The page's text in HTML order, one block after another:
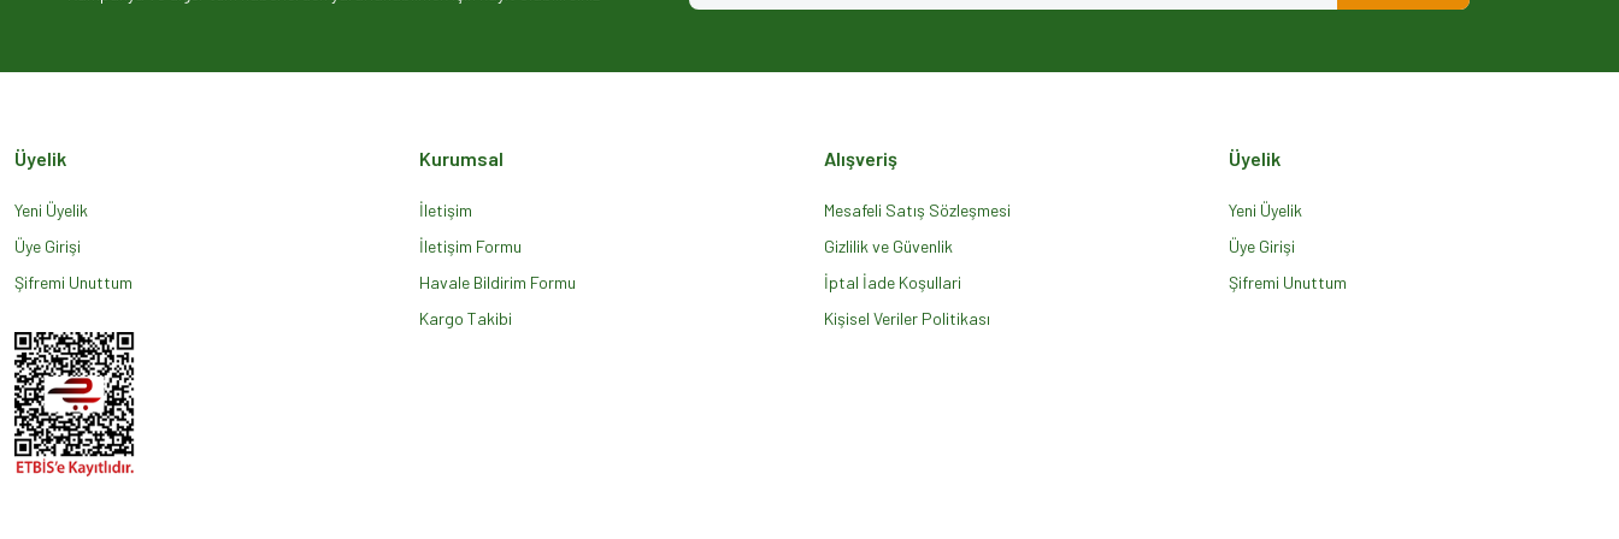
Ürün açıklamasında eksik bilgiler bulunuyor.
Gönder
Üyelik
Yeni Üyelik
Üye Girişi
Şifremi Unuttum
Kurumsal
İletişim
İletişim Formu
Havale Bildirim Formu
Kargo Takibi
Alışveriş
Mesafeli Satış Sözleşmesi
Gizlilik ve Güvenlik
İptal İade Koşullari
Kişisel Veriler Politikası
Üyelik
Yeni Üyelik
Üye Girişi
Şifremi Unuttum